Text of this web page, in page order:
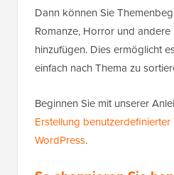
Dann können Sie
Romanze, Horror und andere
hinzufügen. Dies ermöglicht
einfach nach Thema zu
Beginnen Sie mit unserer
Erstellung
WordPress